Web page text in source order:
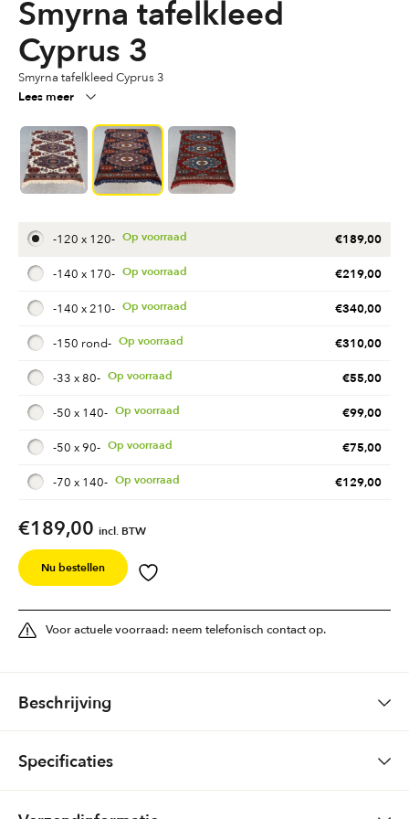
Smyrna tafelkleed
Cyprus 3
Smyrna tafelkleed Cyprus 3
Lees meer
-120 x 120- €189,00
-140 x 170- €219,00
-140 x 210- €340,00
-150 rond- €310,00
-33 x 80- €55,00
-50 x 140- €99,00
-50 x 90- €75,00
-70 x 140- €129,00
€189,00 incl. BTW
Nu bestellen
Voor actuele voorraad: neem telefonisch contact op.
Beschrijving
Specificaties
120 x 120, 140 x 170, 140 x 210, 150 rond, 33 x 80, 50 x